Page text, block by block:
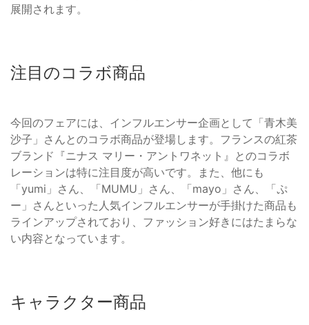
展開されます。
注目のコラボ商品
今回のフェアには、インフルエンサー企画として「青木美
沙子」さんとのコラボ商品が登場します。フランスの紅茶
ブランド『ニナス マリー・アントワネット』とのコラボ
レーションは特に注目度が高いです。また、他にも
「yumi」さん、「MUMU」さん、「mayo」さん、「ぷ
ー」さんといった人気インフルエンサーが手掛けた商品も
ラインアップされており、ファッション好きにはたまらな
い内容となっています。
キャラクター商品